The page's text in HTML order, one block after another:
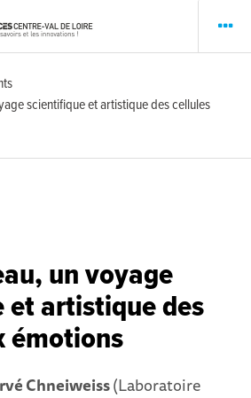
scientifique et artistique des cellules
un voyage
et artistique des
émotions
Chneiweiss(Laboratoire